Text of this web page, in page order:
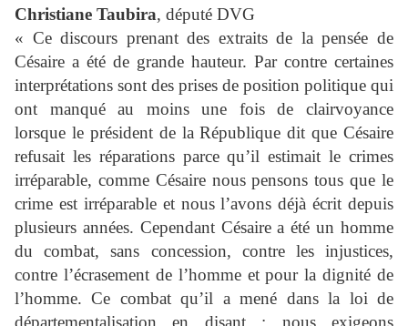
Christiane Taubira, député DVG
« Ce discours prenant des extraits de la pensée de
Césaire a été de grande hauteur. Par contre certaines
interprétations sont des prises de position politique qui
ont manqué au moins une fois de clairvoyance
lorsque le président de la République dit que Césaire
refusait les réparations parce qu’il estimait le crimes
irréparable, comme Césaire nous pensons tous que le
crime est irréparable et nous l’avons déjà écrit depuis
plusieurs années. Cependant Césaire a été un homme
du combat, sans concession, contre les injustices,
contre l’écrasement de l’homme et pour la dignité de
l’homme. Ce combat qu’il a mené dans la loi de
départementalisation en disant : nous exigeons